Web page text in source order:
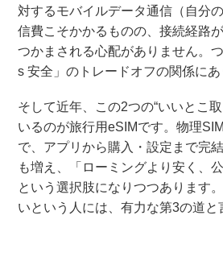
対するモバイルデータ通信（自分
信費こそかかるものの、接続経路
つかまされる心配がありません。
s 安全」のトレードオフの関係にあ
そして近年、この2つの“いいとこ
いるのが旅行用eSIMです。物理
で、アプリから購入・設定まで完
も増え、「ローミングより安く、
という選択肢になりつつあります
いという人には、有力な第3の道と